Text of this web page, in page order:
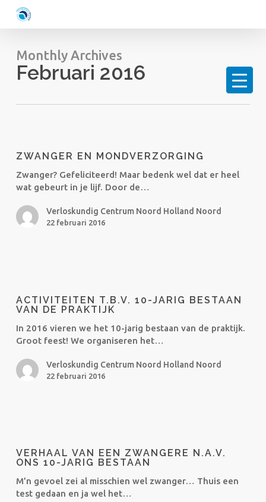
main
Monthly Archives
Februari 2016
mondverzorging
ZWANGER EN MONDVERZORGING
Zwanger? Gefeliciteerd! Maar bedenk wel dat er heel
wat gebeurt in je lijf. Door de…
Verloskundig Centrum Noord Holland Noord
22 februari 2016
10-
bestaan
van
praktijk
ACTIVITEITEN T.B.V. 10-JARIG BESTAAN
VAN DE PRAKTIJK
In 2016 vieren we het 10-jarig bestaan van de praktijk.
Groot feest! We organiseren het…
Verloskundig Centrum Noord Holland Noord
22 februari 2016
een
n.a.v.
ons
VERHAAL VAN EEN ZWANGERE N.A.V.
ONS 10-JARIG BESTAAN
M’n gevoel zei al misschien wel zwanger… Thuis een
test gedaan en ja wel het…